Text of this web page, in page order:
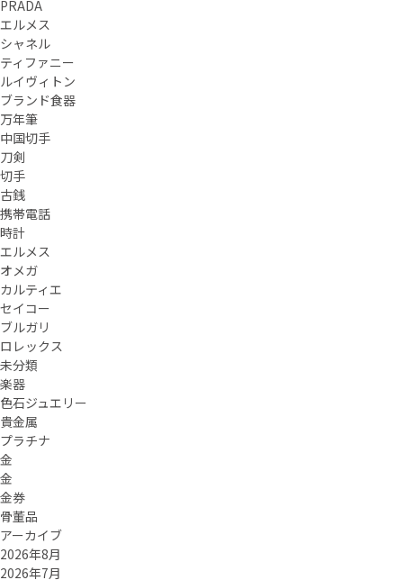
PRADA
エルメス
シャネル
ティファニー
ルイヴィトン
ブランド食器
万年筆
中国切手
刀剣
切手
古銭
携帯電話
時計
エルメス
オメガ
カルティエ
セイコー
ブルガリ
ロレックス
未分類
楽器
色石ジュエリー
貴金属
プラチナ
金
金
金券
骨董品
アーカイブ
2026年8月
2026年7月